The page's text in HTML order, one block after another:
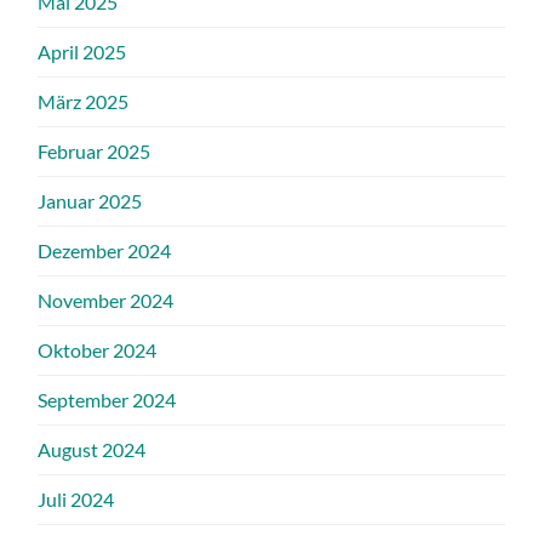
April 2025
März 2025
Februar 2025
Januar 2025
Dezember 2024
November 2024
Oktober 2024
September 2024
August 2024
Juli 2024